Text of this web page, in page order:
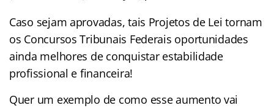
Caso sejam aprovadas, tais Projetos de Lei tornam
os Concursos Tribunais Federais oportunidades
ainda melhores de conquistar estabilidade
profissional e financeira!
Quer um exemplo de como esse aumento vai